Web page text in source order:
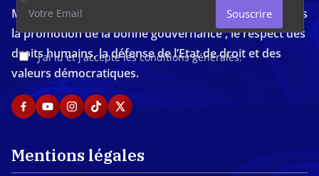
J'ai lu et j'accepte les conditions générales.
Souscrire
Média d'investigation ivoirien résolument engagé dans
la promotion de la bonne gouvernance , le respect des
droits humains, la défense de l’Etat de droit et des
valeurs démocratiques.
Mentions légales